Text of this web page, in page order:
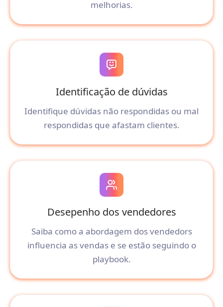
melhorias.
Identificação de dúvidas
Identifique dúvidas não respondidas ou mal
respondidas que afastam clientes.
Desepenho dos vendedores
Saiba como a abordagem dos vendedors
influencia as vendas e se estão seguindo o
playbook.